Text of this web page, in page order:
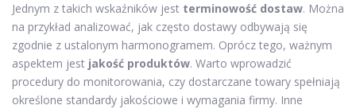
Jednym z takich wskaźników jest terminowość dostaw. Można
na przykład analizować, jak często dostawy odbywają się
zgodnie z ustalonym harmonogramem. Oprócz tego, ważnym
aspektem jest jakość produktów. Warto wprowadzić
procedury do monitorowania, czy dostarczane towary spełniają
określone standardy jakościowe i wymagania firmy. Inne